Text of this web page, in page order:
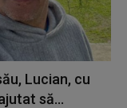
Lucian, cu
să...